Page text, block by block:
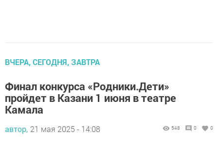
ВЧЕРА, СЕГОДНЯ, ЗАВТРА
Финал конкурса «Родники.Дети»
пройдет в Казани 1 июня в театре
Камала
автор, 21 мая 2025 - 14:08 548 0 0